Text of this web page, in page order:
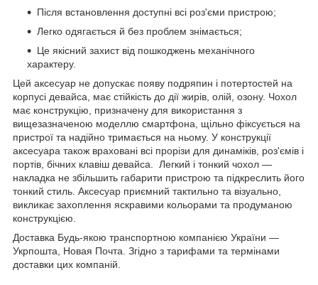
Після встановлення доступні всі роз'єми пристрою;
Легко одягається й без проблем знімається;
Це якісний захист від пошкоджень механічного
характеру.
Цей аксесуар не допускає появу подряпин і потертостей на
корпусі девайса, має стійкість до дії жирів, олій, озону. Чохол
має конструкцію, призначену для використання з
вищезазначеною моделлю смартфона, щільно фіксується на
пристрої та надійно тримається на ньому. У конструкції
аксесуара також враховані всі прорізи для динаміків, роз'ємів і
портів, бічних клавіш девайса. Легкий і тонкий чохол —
накладка не збільшить габарити пристрою та підкреслить його
тонкий стиль. Аксесуар приємний тактильно та візуально,
викликає захоплення яскравими кольорами та продуманою
конструкцією.
Доставка Будь-якою транспортною компанією України —
Укрпошта, Новая Почта. Згідно з тарифами та термінами
доставки цих компаній.